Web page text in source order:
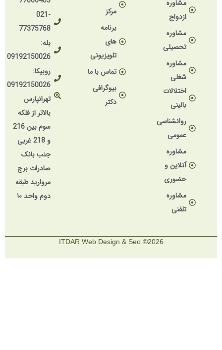
مشاوره
ازدواج
مشاوره
تحصیلی
مشاوره
شغلی
اختلالات
بالینی
روانشناسی
عمومی
مشاوره
آنلاین و
حضوری
مشاوره
تلفنی
مرکز
های
تلویزیونی
تماس با ما
بیوگرافی
دکتر
77375768
09192150026
روبیکا:
09192150026
تهرانپارس
بالاتر از فلکه
سوم بین 216
و 218 غربی
جنب بانک
صادرات برج
مروارید طبقه
دوم واحد ۱۰